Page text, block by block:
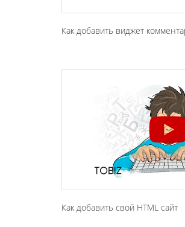
Как добавить виджет
Как добавить свой HTML сайт